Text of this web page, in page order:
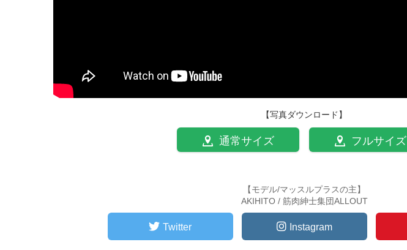
【写真ダウンロード】
通常サイズ フルサイズ
【モデル/マッスルプラスの主】
AKIHITO / 筋肉紳士集団ALLOUT
Twitter Instagram